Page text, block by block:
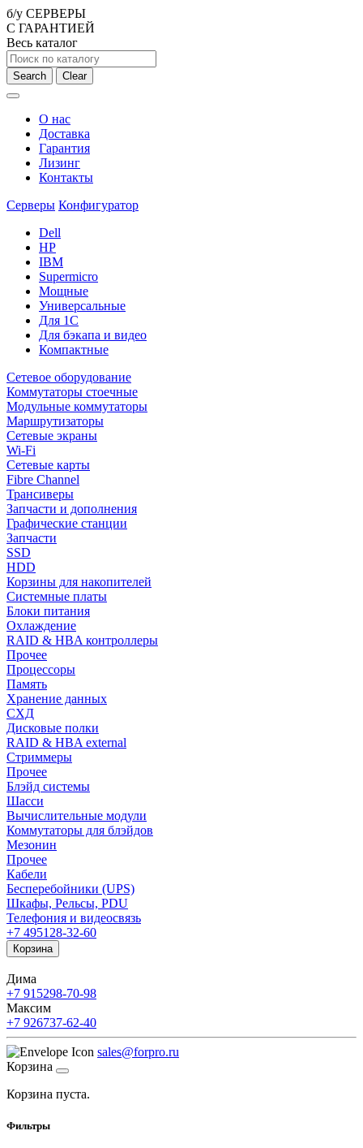
б/у СЕРВЕРЫ
С ГАРАНТИЕЙ
Весь каталог
Search Clear
О нас
Доставка
Гарантия
Лизинг
Контакты
Серверы Конфигуратор
Dell
HP
IBM
Supermicro
Мощные
Универсальные
Для 1С
Для бэкапа и видео
Компактные
Сетевое оборудование
Коммутаторы стоечные
Модульные коммутаторы
Маршрутизаторы
Сетевые экраны
Wi-Fi
Сетевые карты
Fibre Channel
Трансиверы
Запчасти и дополнения
Графические станции
Запчасти
SSD
HDD
Корзины для накопителей
Системные платы
Блоки питания
Охлаждение
RAID & HBA контроллеры
Прочее
Процессоры
Память
Хранение данных
СХД
Дисковые полки
RAID & HBA external
Стриммеры
Прочее
Блэйд системы
Шасси
Вычислительные модули
Коммутаторы для блэйдов
Мезонин
Прочее
Кабели
Бесперебойники (UPS)
Шкафы, Рельсы, PDU
Телефония и видеосвязь
+7 495128-32-60
Корзина
Дима
+7 915298-70-98
Максим
+7 926737-62-40
sales@forpro.ru
Корзина
Корзина пуста.
Фильтры